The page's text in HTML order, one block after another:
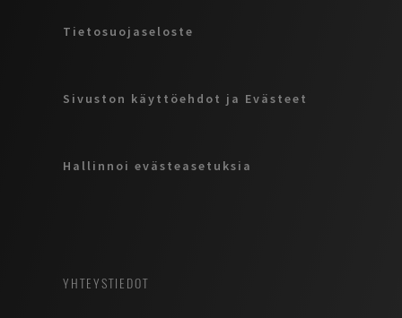
Tietosuojaseloste
Sivuston käyttöehdot ja Evästeet
Hallinnoi evästeasetuksia
YHTEYSTIEDOT